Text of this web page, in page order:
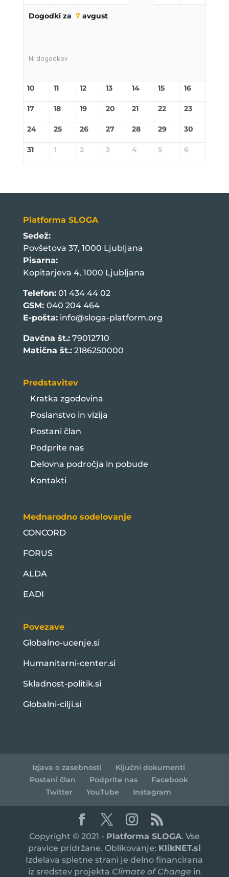
Dogodki za 7avgust
Ni dogodkov
10 11 12 13 14 15 16
17 18 19 20 21 22 23
24 25 26 27 28 29 30
31 1 2 3 4 5 6
Platforma SLOGA
Sedež:
Povšetova 37, 1000 Ljubljana
Pisarna:
Kopitarjeva 4, 1000 Ljubljana
Telefon:01 434 44 02
GSM: 040 204 464
E-pošta: info@sloga-platform.org
Davčna št.:79012710
Matična št.:2186250000
Predstavitev
Kratka zgodovina
Poslanstvo in vizija
Postani član
Podprite nas
Delovna področja in pobude
Kontakti
Mednarodno sodelovanje
CONCORD
FORUS
ALDA
EADI
Povezave
Globalno-ucenje.si
Humanitarni-center.si
Skladnost-politik.si
Globalni-cilji.si
Izjava o zasebnosti
Ključni dokumenti
Postani član
Podprite nas
Facebook
Twitter
YouTube Instagram
Copyright © 2021 - Platforma SLOGA. Vse
pravice pridržane. Oblikovanje: KlikNET.si
Izdelava spletne strani je delno financirana
iz sredstev projekta Climate of Change in